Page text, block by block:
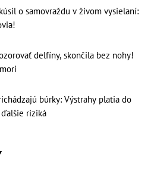
o samovraždu v živom vysielaní:
delfíny, skončila bez nohy!
búrky: Výstrahy platia do
ďalšie riziká